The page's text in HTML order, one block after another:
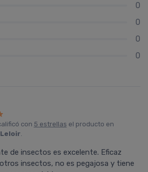
0
0
0
0
con 5 estrellas el producto en
.
de insectos es excelente. Eficaz
insectos, no es pegajosa y tiene